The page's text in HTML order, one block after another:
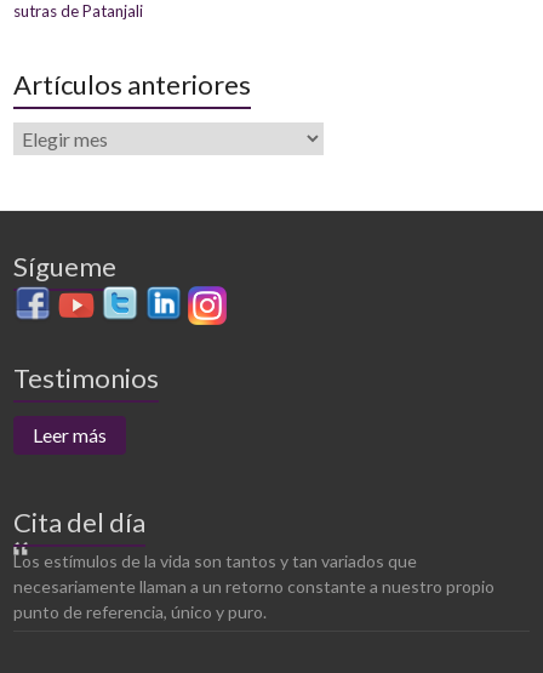
sutras de Patanjali
Artículos anteriores
Sígueme
Testimonios
Leer más
Cita del día
Los estímulos de la vida son tantos y tan variados que
necesariamente llaman a un retorno constante a nuestro propio
punto de referencia, único y puro.